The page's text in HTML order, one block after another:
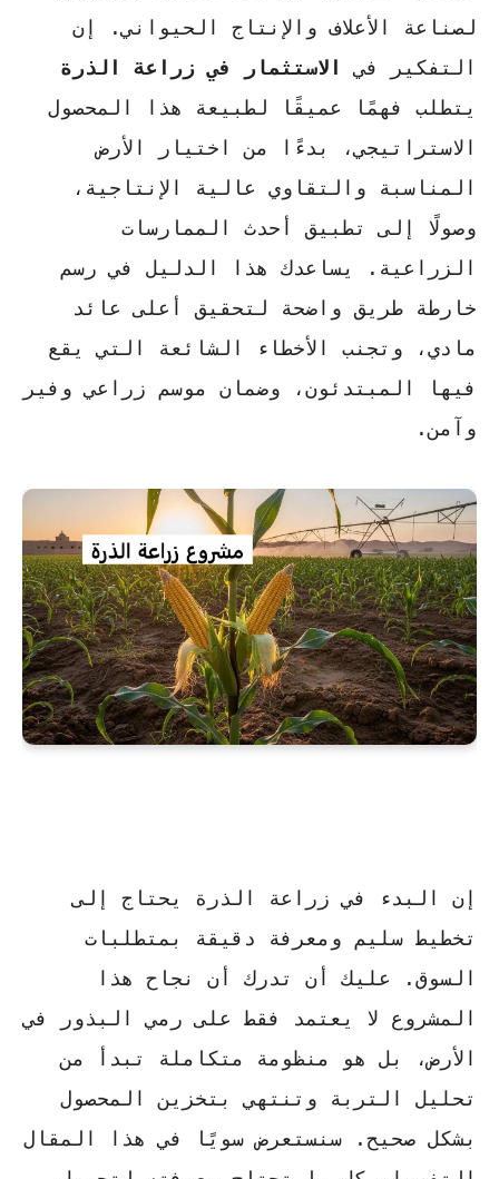
لصناعة الأعلاف والإنتاج الحيواني. إن
التفكير في
الاستثمار في زراعة الذرة
يتطلب فهمًا عميقًا لطبيعة هذا المحصول
الاستراتيجي، بدءًا من اختيار الأرض
المناسبة والتقاوي عالية الإنتاجية،
وصولًا إلى تطبيق أحدث الممارسات
الزراعية. يساعدك هذا الدليل في رسم
خارطة طريق واضحة لتحقيق أعلى عائد
مادي، وتجنب الأخطاء الشائعة التي يقع
فيها المبتدئون، وضمان موسم زراعي وفير
وآمن.
إن البدء في زراعة الذرة يحتاج إلى
تخطيط سليم ومعرفة دقيقة بمتطلبات
السوق. عليك أن تدرك أن نجاح هذا
المشروع لا يعتمد فقط على رمي البذور في
الأرض، بل هو منظومة متكاملة تبدأ من
تحليل التربة وتنتهي بتخزين المحصول
بشكل صحيح. سنستعرض سويًا في هذا المقال